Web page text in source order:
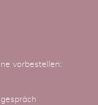
vorbestellen: